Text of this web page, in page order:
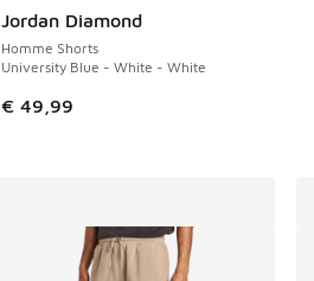
Jordan Diamond
Homme Shorts
University Blue - White - White
€ 49,99